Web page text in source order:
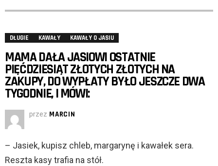
DŁUGIE KAWAŁY KAWAŁY O JASIU
MAMA DAŁA JASIOWI OSTATNIE
PIĘĆDZIESIĄT ZŁOTYCH ZŁOTYCH NA
ZAKUPY, DO WYPŁATY BYŁO JESZCZE DWA
TYGODNIE, I MÓWI:
przez MARCIN
– Jasiek, kupisz chleb, margarynę i kawałek sera.
Reszta kasy trafia na stół.